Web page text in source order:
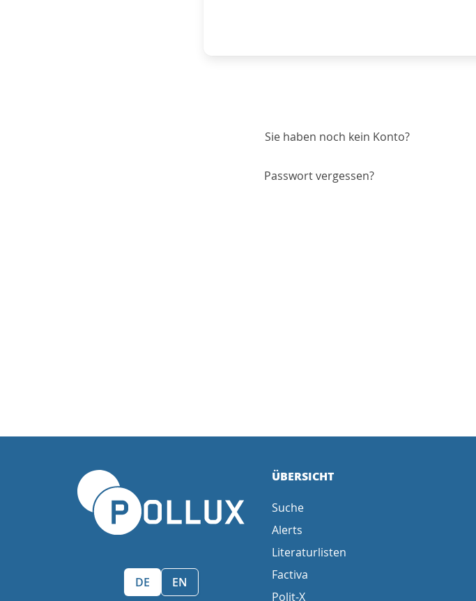
Sie haben noch kein Konto?
Passwort vergessen?
Sprache wählen/Select language
DE EN
ÜBERSICHT
Suche
Alerts
Literaturlisten
Factiva
Polit-X